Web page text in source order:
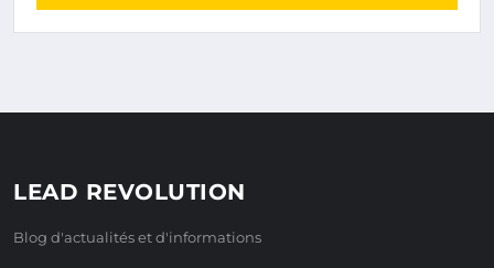
LEAD REVOLUTION
Blog d'actualités et d'informations